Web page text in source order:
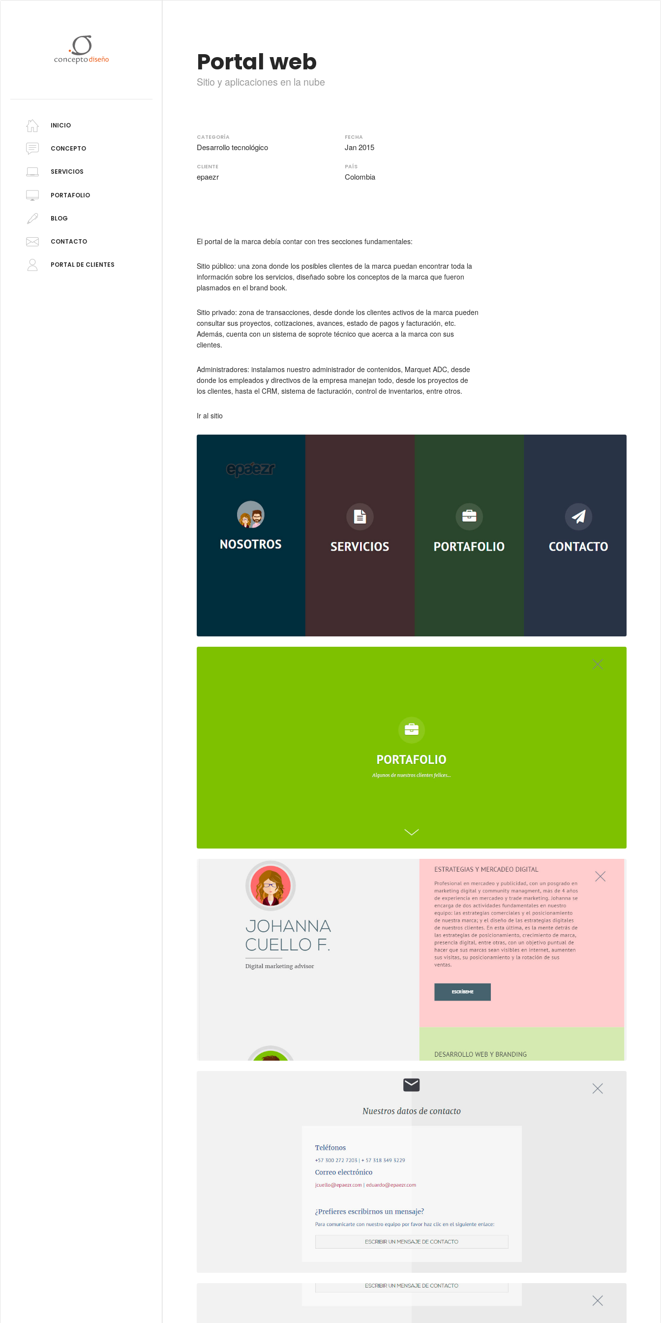
INICIO
CONCEPTO
SERVICIOS
PORTAFOLIO
BLOG
CONTACTO
PORTAL DE CLIENTES
Portal web
Sitio y aplicaciones en la nube
CATEGORÍA
Desarrollo tecnológico
CLIENTE
epaezr
FECHA
Jan 2015
PAÍS
Colombia
El portal de la marca debía contar con tres secciones fundamentales:
Sitio público: una zona donde los posibles clientes de la marca puedan encontrar toda la
información sobre los servicios, diseñado sobre los conceptos de la marca que fueron
plasmados en el brand book.
Sitio privado: zona de transacciones, desde donde los clientes activos de la marca pueden
consultar sus proyectos, cotizaciones, avances, estado de pagos y facturación, etc.
Además, cuenta con un sistema de soprote técnico que acerca a la marca con sus
clientes.
Administradores: instalamos nuestro administrador de contenidos, Marquet ADC, desde
donde los empleados y directivos de la empresa manejan todo, desde los proyectos de
los clientes, hasta el CRM, sistema de facturación, control de inventarios, entre otros.
Ir al sitio